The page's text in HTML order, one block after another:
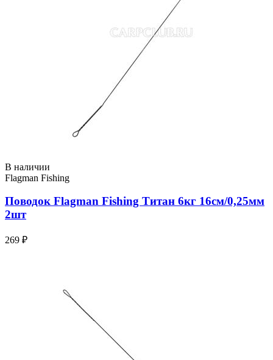
В наличии
Flagman Fishing
Поводок Flagman Fishing Титан 6кг 16см/0,25мм
2шт
269 ₽